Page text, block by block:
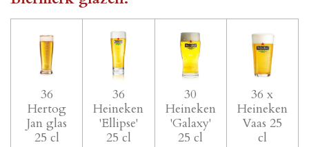
36
Hertog
Jan glas
25 cl
36
Heineken
'Ellipse'
25 cl
30
Heineken
'Galaxy'
25 cl
36 x
Heineken
Vaas 25
cl